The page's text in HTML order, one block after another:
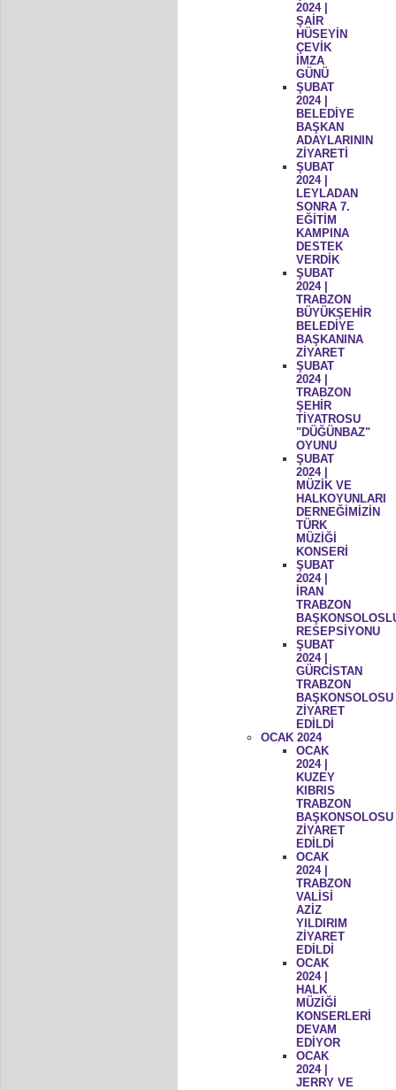
2024 |
ŞAİR
HÜSEYİN
ÇEVİK
İMZA
GÜNÜ
ŞUBAT
2024 |
BELEDİYE
BAŞKAN
ADAYLARININ
ZİYARETİ
ŞUBAT
2024 |
LEYLADAN
SONRA 7.
EĞİTİM
KAMPINA
DESTEK
VERDİK
ŞUBAT
2024 |
TRABZON
BÜYÜKŞEHİR
BELEDİYE
BAŞKANINA
ZİYARET
ŞUBAT
2024 |
TRABZON
ŞEHİR
TİYATROSU
"DÜĞÜNBAZ"
OYUNU
ŞUBAT
2024 |
MÜZİK VE
HALKOYUNLARI
DERNEĞİMİZİN
TÜRK
MÜZİĞİ
KONSERİ
ŞUBAT
2024 |
İRAN
TRABZON
RESEPSİYONU
ŞUBAT
2024 |
GÜRCİSTAN
TRABZON
BAŞKONSOLOSU
ZİYARET
EDİLDİ
OCAK 2024
OCAK
2024 |
KUZEY
KIBRIS
TRABZON
BAŞKONSOLOSU
ZİYARET
EDİLDİ
OCAK
2024 |
TRABZON
VALİSİ
AZİZ
YILDIRIM
ZİYARET
EDİLDİ
OCAK
2024 |
HALK
MÜZİĞİ
KONSERLERİ
DEVAM
EDİYOR
OCAK
2024 |
JERRY VE